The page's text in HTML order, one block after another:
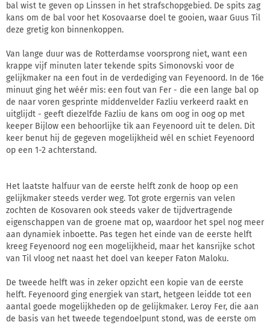
bal wist te geven op Linssen in het strafschopgebied. De spits zag
kans om de bal voor het Kosovaarse doel te gooien, waar Guus Til
deze gretig kon binnenkoppen.
Van lange duur was de Rotterdamse voorsprong niet, want een
krappe vijf minuten later tekende spits Simonovski voor de
gelijkmaker na een fout in de verdediging van Feyenoord. In de 16e
minuut ging het wéér mis: een fout van Fer - die een lange bal op
de naar voren gesprinte middenvelder Fazliu verkeerd raakt en
uitglijdt - geeft diezelfde Fazliu de kans om oog in oog op met
keeper Bijlow een behoorlijke tik aan Feyenoord uit te delen. Dit
keer benut hij de gegeven mogelijkheid wél en schiet Feyenoord
op een 1-2 achterstand.
Het laatste halfuur van de eerste helft zonk de hoop op een
gelijkmaker steeds verder weg. Tot grote ergernis van velen
zochten de Kosovaren ook steeds vaker de tijdvertragende
eigenschappen van de groene mat op, waardoor het spel nog meer
aan dynamiek inboette. Pas tegen het einde van de eerste helft
kreeg Feyenoord nog een mogelijkheid, maar het kansrijke schot
van Til vloog net naast het doel van keeper Faton Maloku.
De tweede helft was in zeker opzicht een kopie van de eerste
helft. Feyenoord ging energiek van start, hetgeen leidde tot een
aantal goede mogelijkheden op de gelijkmaker. Leroy Fer, die aan
de basis van het tweede tegendoelpunt stond, was de eerste om